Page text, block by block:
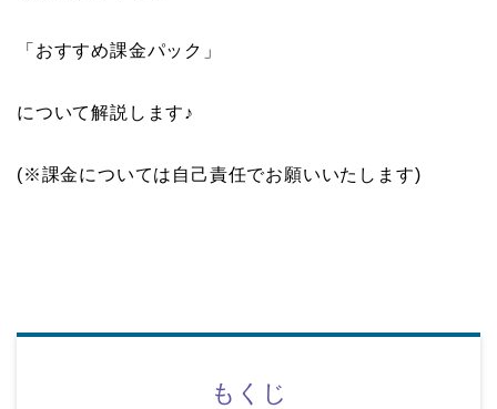
「おすすめ課金パック」
について解説します♪
(※課金については自己責任でお願いいたします)
もくじ